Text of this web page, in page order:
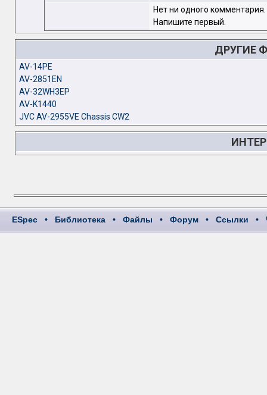
Нет ни одного комментария.
Напишите первый.
ДРУГИЕ
AV-14PE
AV-2851EN
AV-32WH3EP
AV-K1440
JVC AV-2955VE Chassis CW2
ESpec • Библиотека • Файлы • Форум • Ссылки •